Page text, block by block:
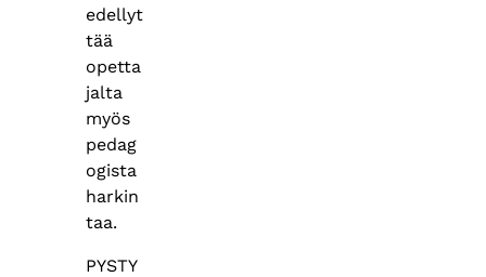
edellyt
tää
opetta
jalta
myös
pedag
ogista
harkin
taa.
PYSTY